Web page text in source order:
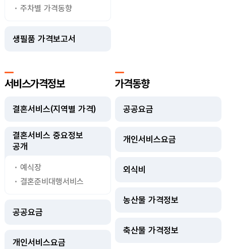
주차별 가격동향
생필품 가격보고서
서비스가격정보
결혼서비스(지역별 가격)
결혼서비스 중요정보
공개
예식장
결혼준비대행서비스
공공요금
개인서비스요금
가격동향
공공요금
개인서비스요금
외식비
농산물 가격정보
축산물 가격정보